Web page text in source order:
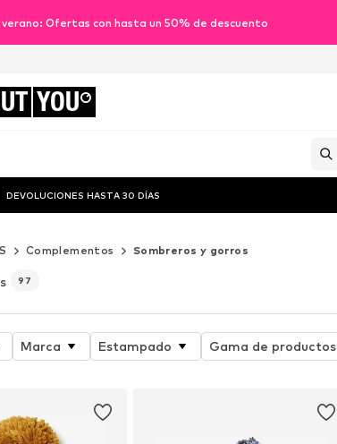
Ofertas con hasta un 50% de descuento
YOU
DEVOLUCIONES HASTA 30 DÍAS
Complementos Sombreros y gorros
97
Marca Estampado Gama de productos